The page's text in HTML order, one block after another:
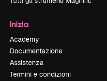
Inizia
Academy
Documentazione
Assistenza
Termini e condizioni